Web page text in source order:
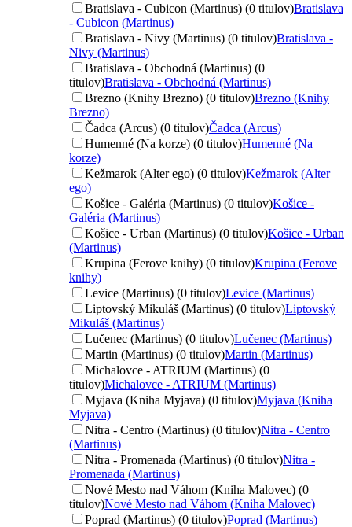
Bratislava - Cubicon (Martinus) (0 titulov)Bratislava
- Cubicon (Martinus)
Bratislava - Nivy (Martinus) (0 titulov)Bratislava -
Nivy (Martinus)
Bratislava - Obchodná (Martinus) (0
titulov)Bratislava - Obchodná (Martinus)
Brezno (Knihy Brezno) (0 titulov)Brezno (Knihy
Brezno)
Čadca (Arcus) (0 titulov)Čadca (Arcus)
Humenné (Na korze) (0 titulov)Humenné (Na
korze)
Kežmarok (Alter ego) (0 titulov)Kežmarok (Alter
ego)
Košice - Galéria (Martinus) (0 titulov)Košice -
Galéria (Martinus)
Košice - Urban (Martinus) (0 titulov)Košice - Urban
(Martinus)
Krupina (Ferove knihy) (0 titulov)Krupina (Ferove
knihy)
Levice (Martinus) (0 titulov)Levice (Martinus)
Liptovský Mikuláš (Martinus) (0 titulov)Liptovský
Mikuláš (Martinus)
Lučenec (Martinus) (0 titulov)Lučenec (Martinus)
Martin (Martinus) (0 titulov)Martin (Martinus)
Michalovce - ATRIUM (Martinus) (0
titulov)Michalovce - ATRIUM (Martinus)
Myjava (Kniha Myjava) (0 titulov)Myjava (Kniha
Myjava)
Nitra - Centro (Martinus) (0 titulov)Nitra - Centro
(Martinus)
Nitra - Promenada (Martinus) (0 titulov)Nitra -
Promenada (Martinus)
Nové Mesto nad Váhom (Kniha Malovec) (0
titulov)Nové Mesto nad Váhom (Kniha Malovec)
Poprad (Martinus) (0 titulov)Poprad (Martinus)